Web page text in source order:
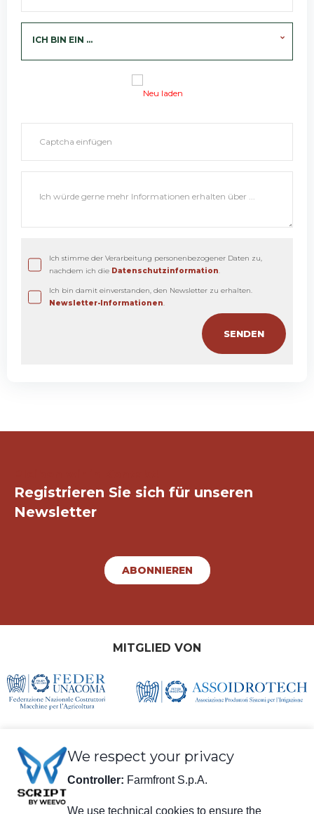
ICH BIN EIN ...
Neu laden
Ich stimme der Verarbeitung personenbezogener Daten zu,
nachdem ich die Datenschutzinformation.
Ich bin damit einverstanden, den Newsletter zu erhalten.
Newsletter-Informationen.
Registrieren Sie sich für unseren
Newsletter
ABONNIEREN
MITGLIED VON
We respect your privacy
Controller: Farmfront S.p.A.
We use technical cookies to ensure the